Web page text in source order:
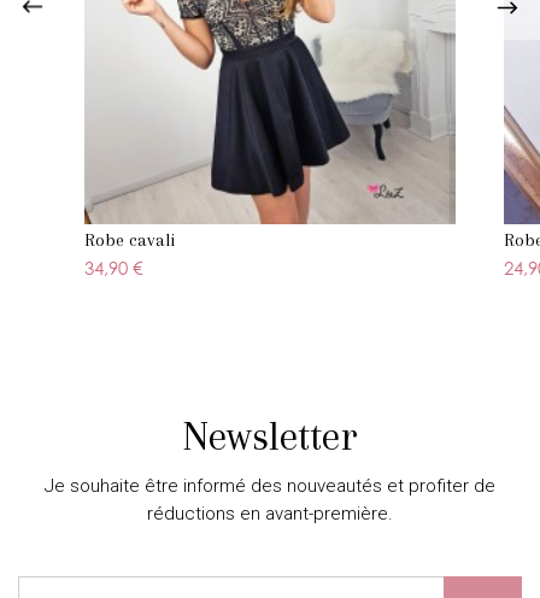
Robe cavali
34,90 €
Newsletter
Je souhaite être informé des nouveautés et profiter de
réductions en avant-première.